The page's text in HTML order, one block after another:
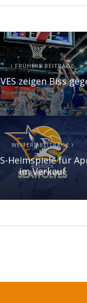
FRÜHERE BEITRÄGE
zeigen Biss
WEITERE BEITRÄGE
Heimspiele für
im Verkauf